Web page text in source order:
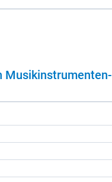
Mu­sik­in­stru­men­ten­